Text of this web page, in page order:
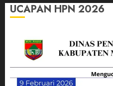
UCAPAN HPN 2026